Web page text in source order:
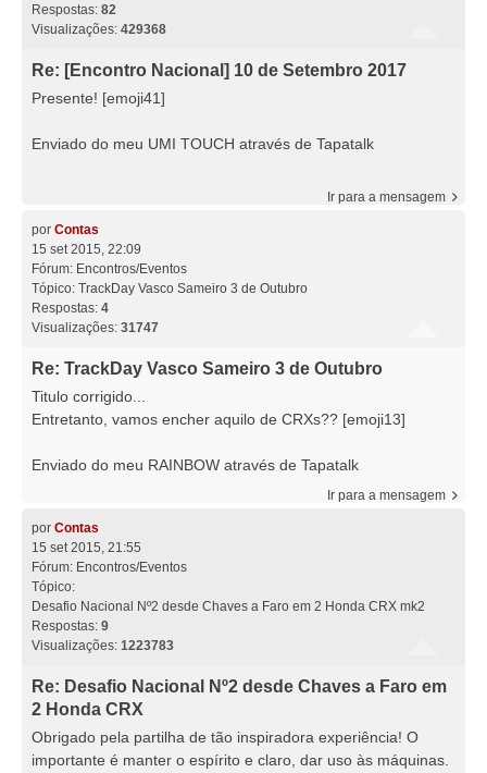
Respostas: 82
Visualizações: 429368
Re: [Encontro Nacional] 10 de Setembro 2017
Presente! [emoji41]
Enviado do meu UMI TOUCH através de Tapatalk
Ir para a mensagem
por Contas
15 set 2015, 22:09
Fórum: Encontros/Eventos
Tópico: TrackDay Vasco Sameiro 3 de Outubro
Respostas: 4
Visualizações: 31747
Re: TrackDay Vasco Sameiro 3 de Outubro
Titulo corrigido...
Entretanto, vamos encher aquilo de CRXs?? [emoji13]
Enviado do meu RAINBOW através de Tapatalk
Ir para a mensagem
por Contas
15 set 2015, 21:55
Fórum: Encontros/Eventos
Tópico:
Desafio Nacional Nº2 desde Chaves a Faro em 2 Honda CRX mk2
Respostas: 9
Visualizações: 1223783
Re: Desafio Nacional Nº2 desde Chaves a Faro em
2 Honda CRX
Obrigado pela partilha de tão inspiradora experiência! O
importante é manter o espírito e claro, dar uso às máquinas.